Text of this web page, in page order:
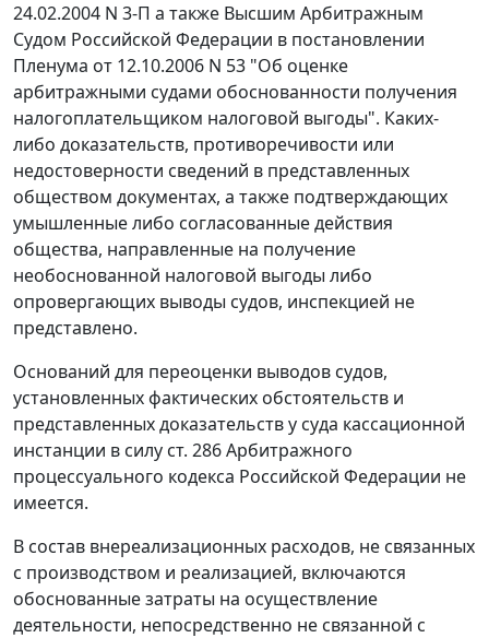
24.02.2004 N 3-П а также Высшим Арбитражным
Судом Российской Федерации в постановлении
Пленума от 12.10.2006 N 53 "Об оценке
арбитражными судами обоснованности получения
налогоплательщиком налоговой выгоды". Каких-
либо доказательств, противоречивости или
недостоверности сведений в представленных
обществом документах, а также подтверждающих
умышленные либо согласованные действия
общества, направленные на получение
необоснованной налоговой выгоды либо
опровергающих выводы судов, инспекцией не
представлено.
Оснований для переоценки выводов судов,
установленных фактических обстоятельств и
представленных доказательств у суда кассационной
инстанции в силу ст. 286Арбитражного
процессуального кодекса Российской Федерации не
имеется.
В состав внереализационных расходов, не связанных
с производством и реализацией, включаются
обоснованные затраты на осуществление
деятельности, непосредственно не связанной с